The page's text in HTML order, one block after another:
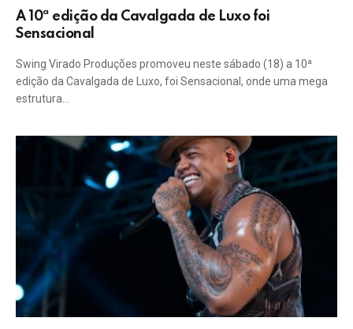
A 10ª edição da Cavalgada de Luxo foi
Sensacional
Swing Virado Produções promoveu neste sábado (18) a 10ª
edição da Cavalgada de Luxo, foi Sensacional, onde uma mega
estrutura…